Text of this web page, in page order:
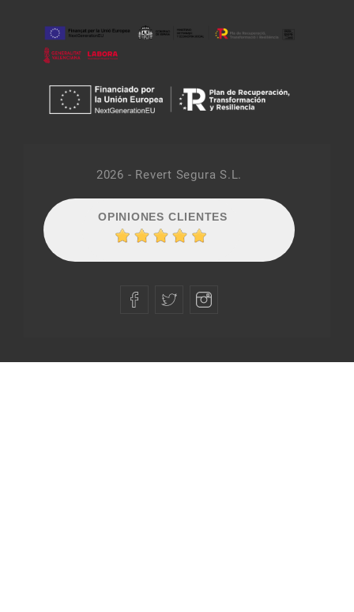
2026 - Revert Segura S.L.
OPINIONES CLIENTES